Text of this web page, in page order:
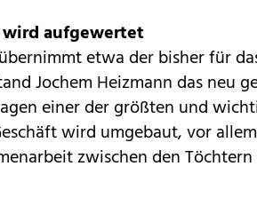
wird aufgewertet
etwa der bisher für
Jochem Heizmann das neu
einer der größten und
wird umgebaut, vor
zwischen den